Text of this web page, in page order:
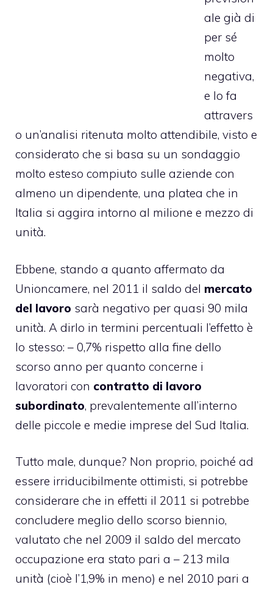
ale già di
per sé
molto
negativa,
e lo fa
attravers
o un’analisi ritenuta molto attendibile, visto e
considerato che si basa su un sondaggio
molto esteso compiuto sulle aziende con
almeno un dipendente, una platea che in
Italia si aggira intorno al milione e mezzo di
unità.
Ebbene, stando a quanto affermato da
Unioncamere, nel 2011 il saldo del mercato
del lavoro sarà negativo per quasi 90 mila
unità. A dirlo in termini percentuali l’effetto è
lo stesso: – 0,7% rispetto alla fine dello
scorso anno per quanto concerne i
lavoratori con contratto di lavoro
subordinato, prevalentemente all’interno
delle piccole e medie imprese del Sud Italia.
Tutto male, dunque? Non proprio, poiché ad
essere irriducibilmente ottimisti, si potrebbe
considerare che in effetti il 2011 si potrebbe
concludere meglio dello scorso biennio,
valutato che nel 2009 il saldo del mercato
occupazione era stato pari a – 213 mila
unità (cioè l’1,9% in meno) e nel 2010 pari a